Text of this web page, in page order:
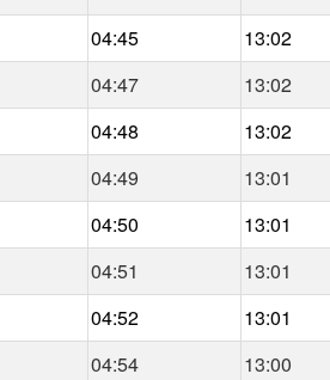
04:45 13:02
04:47 13:02
04:48 13:02
04:49 13:01
04:50 13:01
04:51 13:01
04:52 13:01
04:54 13:00